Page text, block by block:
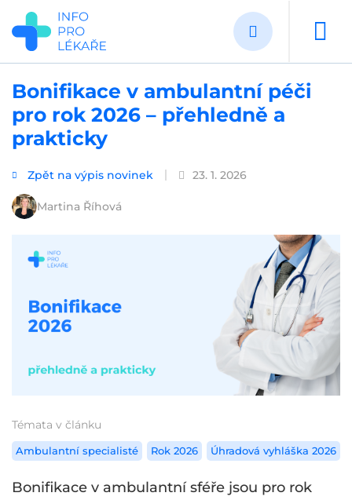
Přejít
hlavnímu
obsahu
Bonifikace v ambulantní péči
pro rok 2026 – přehledně a
prakticky
Zpět na výpis novinek 23. 1. 2026
Martina Říhová
Témata v článku
Ambulantní specialisté Rok 2026 Úhradová vyhláška 2026
Bonifikace v ambulantní sféře jsou pro rok